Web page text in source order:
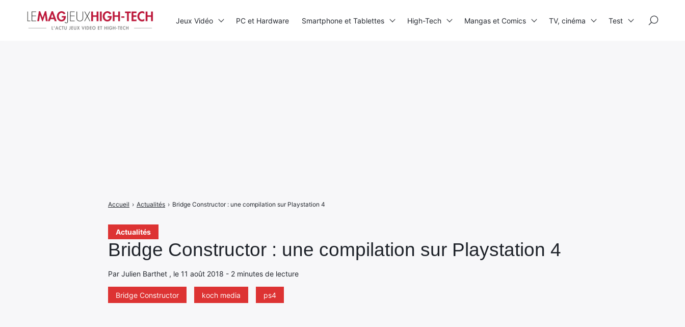
Actualités
Bridge Constructor : une compilation sur Playstation 4
Par Julien Barthet , le 11 août 2018 - 2 minutes de lecture
Bridge Constructor koch media ps4
Accueil › Actualités › Bridge Constructor : une compilation sur Playstation 4
Jeux Vidéo PC et Hardware Smartphone et Tablettes High-Tech Mangas et Comics TV, cinéma Test